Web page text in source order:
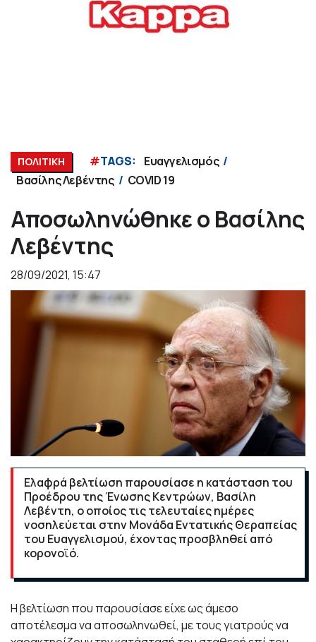
ΠΟΛΙΤΙΚΗ #TAGS:
Ευαγγελισμός
Βασίλης Λεβέντης
COVID 19
Αποσωληνώθηκε ο Βασίλης
Λεβέντης
28/09/2021, 15:47
Ελαφρά βελτίωση παρουσίασε η κατάσταση του
Προέδρου της Ένωσης Κεντρώων, Βασίλη
Λεβέντη, ο οποίος τις τελευταίες ημέρες
νοσηλεύεται στην Μονάδα Εντατικής Θεραπείας
του Ευαγγελισμού, έχοντας προσβληθεί από
κορονοϊό.
Η βελτίωση που παρουσίασε είχε ως άμεσο
αποτέλεσμα να αποσωληνωθεί, με τους γιατρούς να